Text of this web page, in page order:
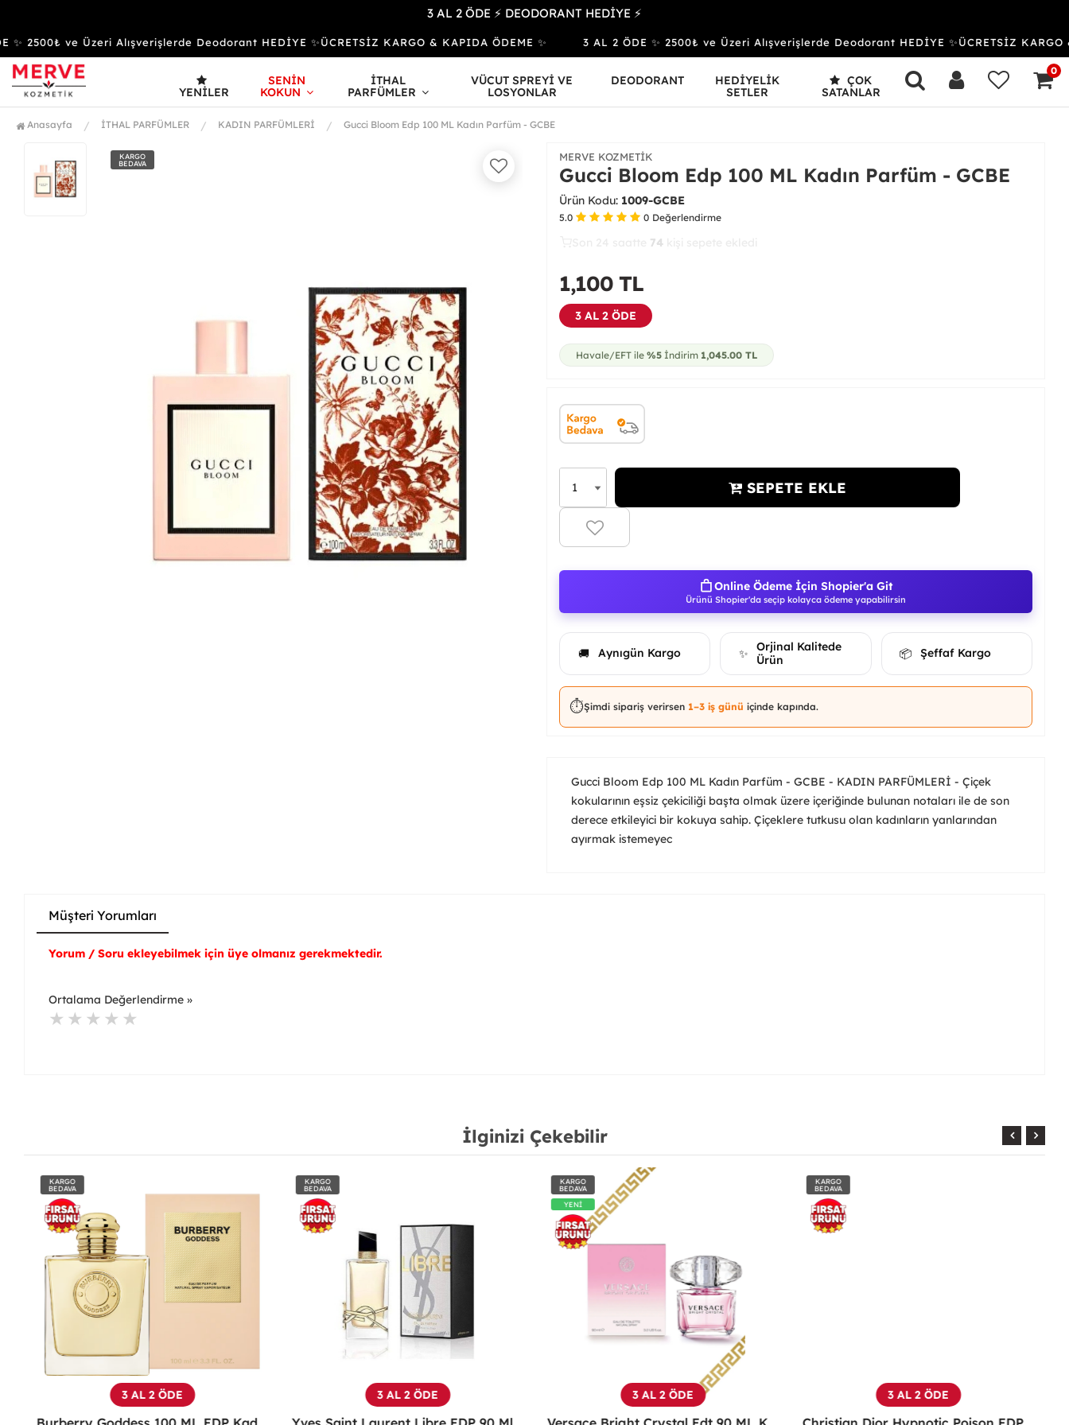
3 AL 2 ÖDE ⚡ DEODORANT HEDİYE ⚡
2500₺ ve Üzeri Alışverişlerde Deodorant HEDİYE ✨ÜCRETSİZ KARGO & KAPIDA ÖDEME ✨ 3 AL 2 ÖDE ✨ 2500₺ ve Üzeri Alışverişlerde Deodorant HEDİYE ✨ÜCRETSİZ KARGO &
YENILER
SENİN
KOKUN
İTHAL
PARFÜMLER
VÜCUT SPREYİ VE
LOSYONLAR
DEODORANT
HEDİYELİK
SETLER
ÇOK
SATANLAR
0
Anasayfa İTHAL PARFÜMLER KADIN PARFÜMLERİ Gucci Bloom Edp 100 ML Kadın Parfüm - GCBE
KARGO
BEDAVA
MERVE KOZMETIK
Gucci Bloom Edp 100 ML Kadın Parfüm - GCBE
Ürün Kodu: 1009-GCBE
5.0 0 Değerlendirme
74
27
1,100 TL
3 AL 2 ÖDE
Havale/EFT ile %5 İndirim 1,045.00 TL
SEPETE EKLE
Online Ödeme İçin Shopier'a Git
Ürünü Shopier'da seçip kolayca ödeme yapabilirsin
🚚 Aynıgün Kargo ✨
Orjinal Kalitede
Ürün
📦 Şeffaf Kargo
⏱️Şimdi sipariş verirsen 1–3 iş günü içinde kapında.
Gucci Bloom Edp 100 ML Kadın Parfüm - GCBE - KADIN PARFÜMLERİ - Çiçek
kokularının eşsiz çekiciliği başta olmak üzere içeriğinde bulunan notaları ile de son
derece etkileyici bir kokuya sahip. Çiçeklere tutkusu olan kadınların yanlarından
ayırmak istemeyec
Müşteri Yorumları
Yorum / Soru ekleyebilmek için üye olmanız gerekmektedir.
Ortalama Değerlendirme »
İlginizi Çekebilir
KARGO
BEDAVA
3 AL 2 ÖDE
KARGO
BEDAVA
3 AL 2 ÖDE
KARGO
BEDAVA
YENİ
3 AL 2 ÖDE
KARGO
BEDAVA
3 AL 2 ÖDE